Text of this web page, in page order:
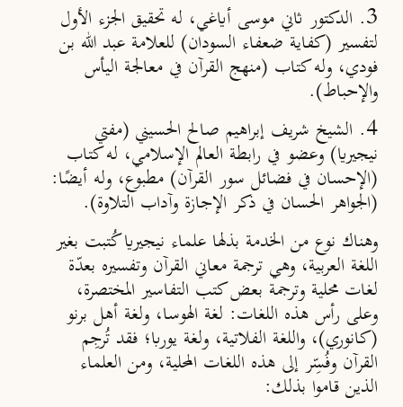
3. الدكتور ثاني موسى أياغي، له تحقيق الجزء الأول
لتفسير (كفاية ضعفاء السودان) للعلامة عبد الله بن
فودي، وله كتاب (منهج القرآن في معالجة اليأس
والإحباط).
4. الشيخ شريف إبراهيم صالح الحسيني (مفتي
نيجيريا) وعضو في رابطة العالم الإسلامي، له كتاب
(الإحسان في فضائل سور القرآن) مطبوع، وله أيضًا:
(الجواهر الحسان في ذكر الإجازة وآداب التلاوة).
وهناك نوع من الخدمة بذلها علماء نيجيريا كُتبت بغير
اللغة العربية، وهي ترجمة معاني القرآن وتفسيره بعدّة
لغات محلية وترجمة بعض كتب التفاسير المختصرة،
وعلى رأس هذه اللغات: لغة الهوسا، ولغة أهل برنو
(كانوري)، واللغة الفلاتية، ولغة يوربا؛ فقد تُرجِم
القرآن وفُسِّر إلى هذه اللغات المحلية، ومن العلماء
الذين قاموا بذلك: